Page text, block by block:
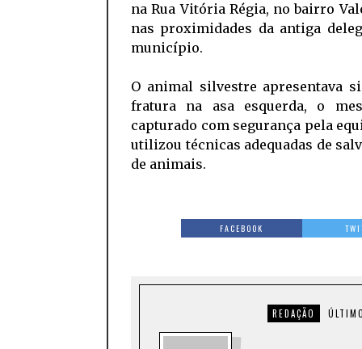
na Rua Vitória Régia, no bairro
nas proximidades da antiga
município.
O animal silvestre apresentava
fratura na asa esquerda, o
capturado com segurança pela
utilizou técnicas adequadas de
de animais.
FACEBOOK
REDAÇÃO